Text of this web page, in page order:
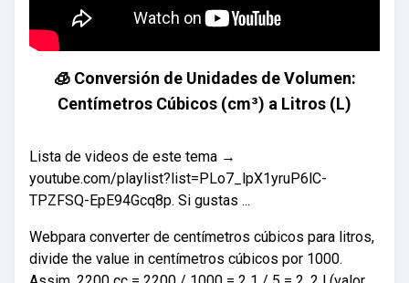
🧊 Conversión de Unidades de Volumen:
Centímetros Cúbicos (cm³) a Litros (L)
Lista de videos de este tema →
youtube.com/playlist?list=PLo7_lpX1yruP6lC-
TPZFSQ-EpE94Gcq8p. Si gustas ...
Webpara converter de centímetros cúbicos para litros,
divide the value in centímetros cúbicos por 1000.